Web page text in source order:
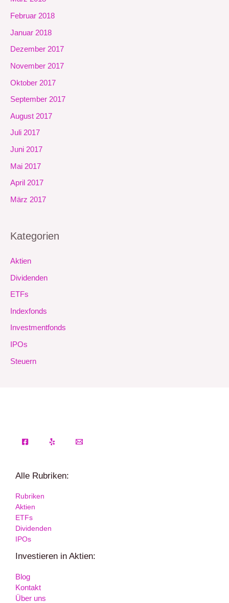
Februar 2018
Januar 2018
Dezember 2017
November 2017
Oktober 2017
September 2017
August 2017
Juli 2017
Juni 2017
Mai 2017
April 2017
März 2017
Kategorien
Aktien
Dividenden
ETFs
Indexfonds
Investmentfonds
IPOs
Steuern
Alle Rubriken:
Rubriken
Aktien
ETFs
Dividenden
IPOs
Investieren in Aktien:
Blog
Kontakt
Über uns